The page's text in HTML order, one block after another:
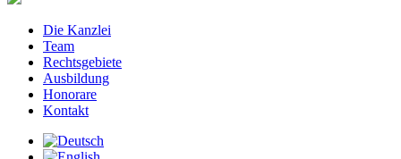
Die Kanzlei
Team
Rechtsgebiete
Ausbildung
Honorare
Kontakt